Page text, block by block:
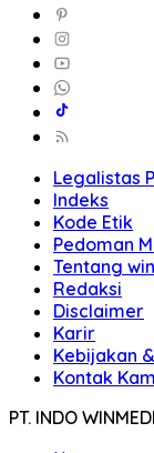
Legalistas
Indeks
Kode Etik
Pedoman
Tentang
Redaksi
Disclaimer
Karir
Kebijakan
Kontak
PT. INDO